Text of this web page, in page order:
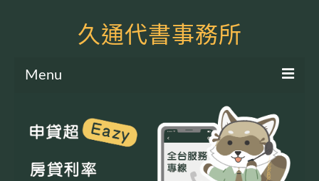
久通代書事務所
Menu
土地二胎申貸
房屋二胎申貸